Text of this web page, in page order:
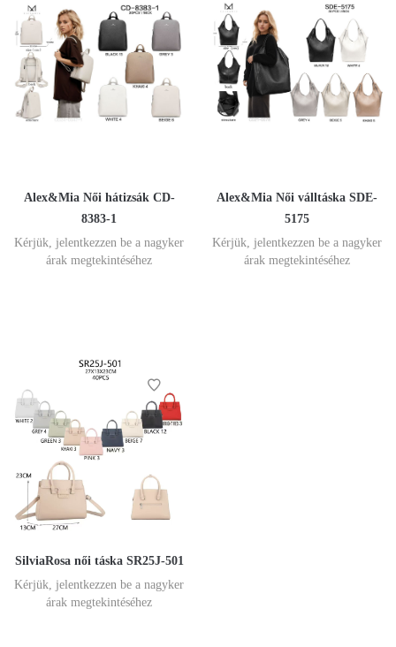
Alex&Mia Női hátizsák CD-
8383-1
Kérjük, jelentkezzen be a nagyker
árak megtekintéséhez
Alex&Mia Női válltáska SDE-
5175
Kérjük, jelentkezzen be a nagyker
árak megtekintéséhez
SilviaRosa női táska SR25J-501
Kérjük, jelentkezzen be a nagyker
árak megtekintéséhez